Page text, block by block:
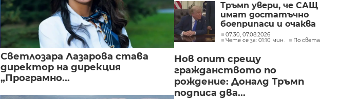
Светлозара Лазарова става
директор на дирекция
„Програмно...
Тръмп увери, че САЩ
имат достатъчно
боеприпаси и очаква
конфликтът с Иран да
приключи скоро
07:30, 07.08.2026
Чете се за: 01:10 мин.
По света
Нов опит срещу
гражданството по
рождение: Доналд Тръмп
подписа два...